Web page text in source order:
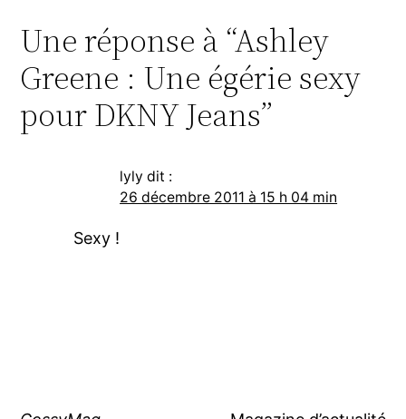
Une réponse à “Ashley
Greene : Une égérie sexy
pour DKNY Jeans”
lyly dit :
26 décembre 2011 à 15 h 04 min
Sexy !